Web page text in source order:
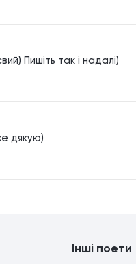
Пишіть так і надалі)
дякую)
Інші поети